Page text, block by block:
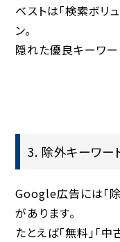
ベストは「検索ボリ
ン。
隠れた優良キーワー
3. 除外キーワー
Google広告には「
があります。
たとえば「無料」「